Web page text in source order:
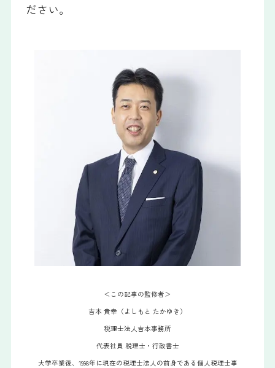
ださい。
＜この記事の監修者＞
吉本 貴幸（よしもと たかゆき）
税理士法人吉本事務所
代表社員 税理士・行政書士
大学卒業後、1998年に現在の税理士法人の前身である個人税理士事